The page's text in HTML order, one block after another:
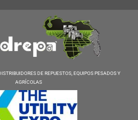
DE REPUESTOS, EQUIPOS PESADOS Y
AGRÍCOLAS